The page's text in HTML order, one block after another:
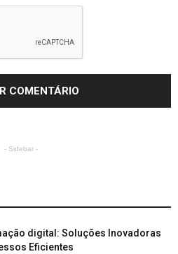
- Sidebar -
digital: Soluções Inovadoras
Eficientes